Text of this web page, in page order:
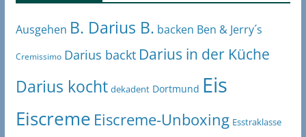
Ausgehen B. Darius B. backen Ben & Jerry´s
Cremissimo Darius backt Darius in der Küche
Darius kocht dekadent Dortmund Eis
Eiscreme Eiscreme-Unboxing Esstraklasse